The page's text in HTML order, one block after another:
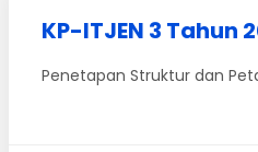
KP-ITJEN 3 Tahun
Penetapan Struktur dan